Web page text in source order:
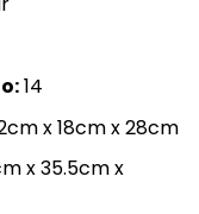
14
x 18cm x 28cm
x 35.5cm x